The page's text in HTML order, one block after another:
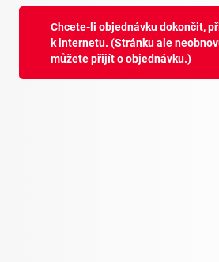
Chcete-li objednávku dokončit,
k internetu. (Stránku ale
můžete přijít o objednávku.)